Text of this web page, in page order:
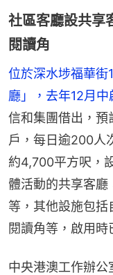
社區客廳設共
閱讀角
位於深水埗福華街
廳」，去年12月中
信和集團借出，
戶，每日逾200人
約4,700平方呎，
體活動的共享客
等，其他設施包
閱讀角等，啟用時
中央港澳工作辦